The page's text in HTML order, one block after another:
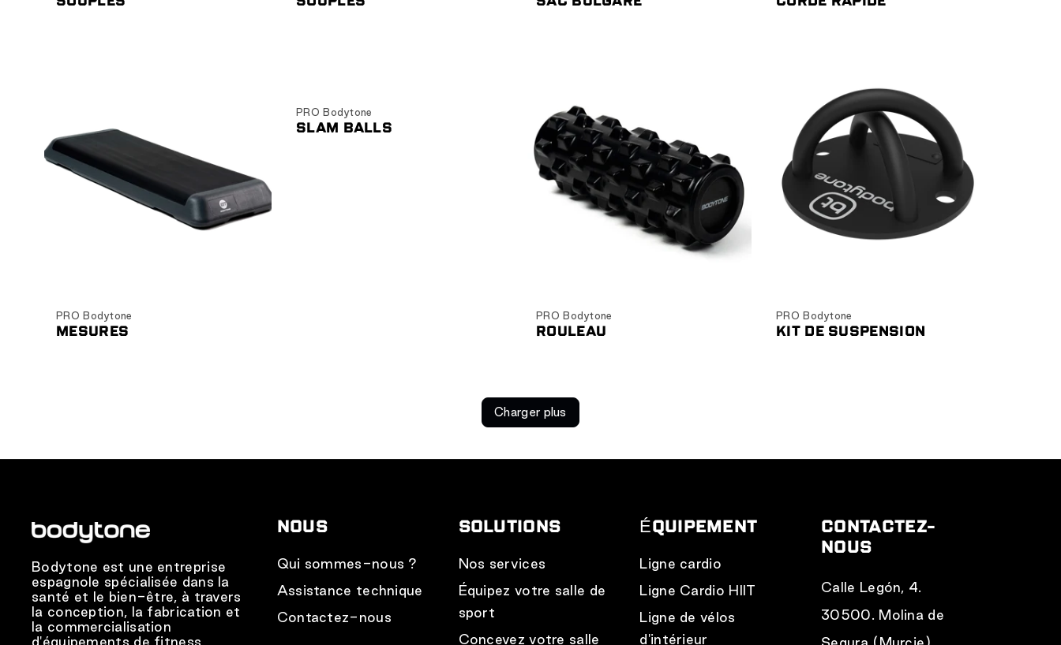
PRO Bodytone
MESURES
PRO Bodytone
SLAM BALLS
PRO Bodytone
ROULEAU
PRO Bodytone
KIT DE SUSPENSION
Charger plus
Bodytone est une entreprise
espagnole spécialisée dans la
santé et le bien-être, à travers
la conception, la fabrication et
la commercialisation
d'équipements de fitness
NOUS
Qui sommes-nous ?
Assistance technique
Contactez-nous
SOLUTIONS
Nos services
Équipez votre salle de
sport
Concevez votre salle
ÉQUIPEMENT
Ligne cardio
Ligne Cardio HIIT
Ligne de vélos
d'intérieur
CONTACTEZ-
NOUS
Calle Legón, 4.
30500. Molina de